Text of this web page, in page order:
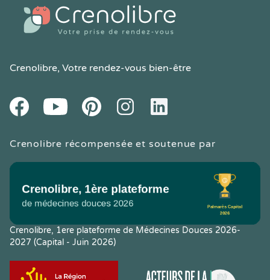
Crenolibre, Votre rendez-vous bien-être
FacebookYoutube PinteresetInstagramLinkedIn
Crenolibre récompensée et soutenue par
Crenolibre, 1ere plateforme de Médecines Douces 2026-
2027 (Capital - Juin 2026)